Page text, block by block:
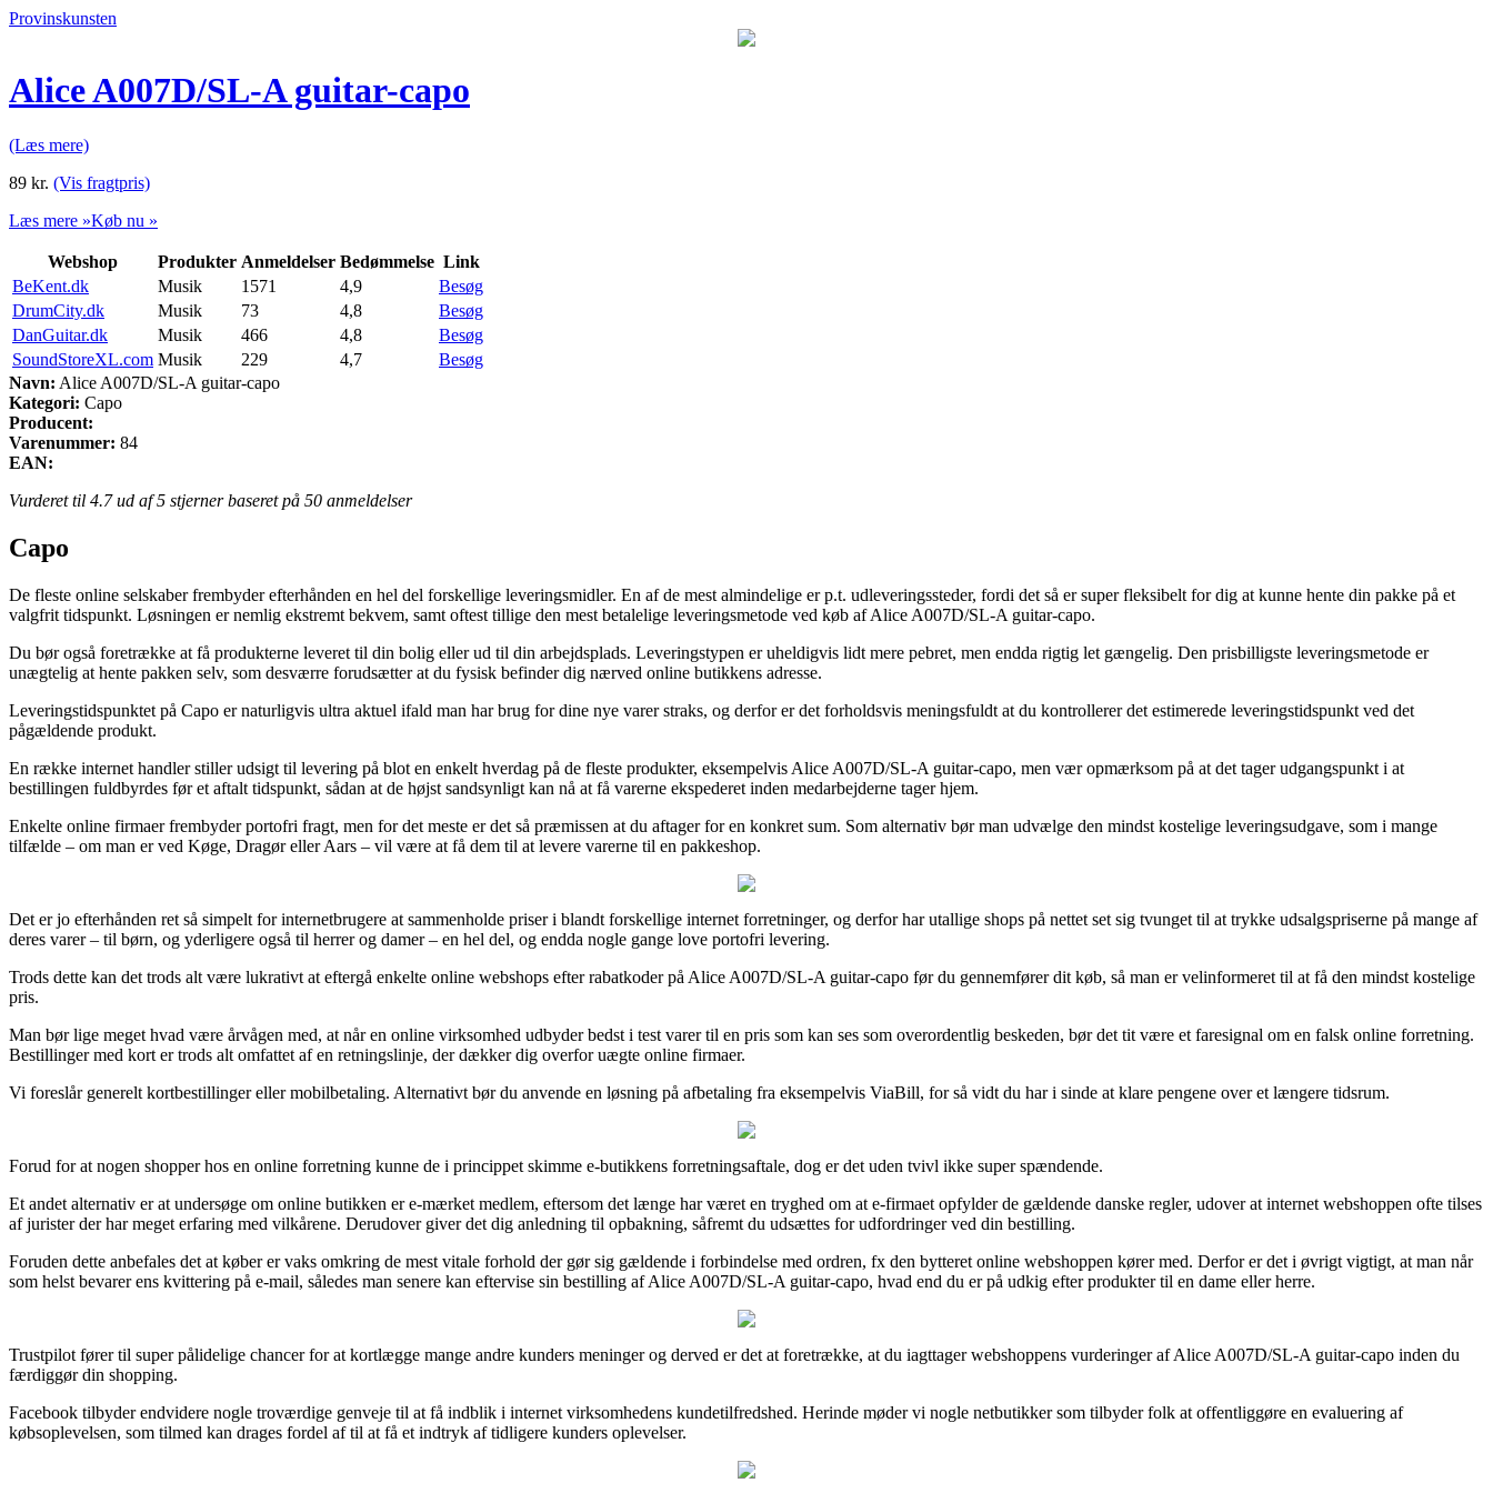
Provinskunsten
Alice A007D/SL-A guitar-capo
(Læs mere)
89 kr. (Vis fragtpris)
Læs mere »Køb nu »
Webshop Produkter Anmeldelser Bedømmelse Link
BeKent.dk
Musik 1571 4,9
Besøg
DrumCity.dk
Musik 73 4,8
Besøg
DanGuitar.dk
Musik 466 4,8
Besøg
SoundStoreXL.com Musik 229 4,7
Besøg
Navn: Alice A007D/SL-A guitar-capo
Kategori: Capo
Producent:
Varenummer: 84
EAN:
Vurderet til 4.7ud af 5 stjerner baseret på 50 anmeldelser
Capo
De fleste online selskaber frembyder efterhånden en hel del forskellige leveringsmidler. En af de mest almindelige er p.t. udleveringssteder, fordi det så er super fleksibelt for dig at kunne hente din pakke på et
valgfrit tidspunkt. Løsningen er nemlig ekstremt bekvem, samt oftest tillige den mest betalelige leveringsmetode ved køb af Alice A007D/SL-A guitar-capo.
Du bør også foretrække at få produkterne leveret til din bolig eller ud til din arbejdsplads. Leveringstypen er uheldigvis lidt mere pebret, men endda rigtig let gængelig. Den prisbilligste leveringsmetode er
unægtelig at hente pakken selv, som desværre forudsætter at du fysisk befinder dig nærved online butikkens adresse.
Leveringstidspunktet på Capo er naturligvis ultra aktuel ifald man har brug for dine nye varer straks, og derfor er det forholdsvis meningsfuldt at du kontrollerer det estimerede leveringstidspunkt ved det
pågældende produkt.
En række internet handler stiller udsigt til levering på blot en enkelt hverdag på de fleste produkter, eksempelvis Alice A007D/SL-A guitar-capo, men vær opmærksom på at det tager udgangspunkt i at
bestillingen fuldbyrdes før et aftalt tidspunkt, sådan at de højst sandsynligt kan nå at få varerne ekspederet inden medarbejderne tager hjem.
Enkelte online firmaer frembyder portofri fragt, men for det meste er det så præmissen at du aftager for en konkret sum. Som alternativ bør man udvælge den mindst kostelige leveringsudgave, som i mange
tilfælde – om man er ved Køge, Dragør eller Aars – vil være at få dem til at levere varerne til en pakkeshop.
Det er jo efterhånden ret så simpelt for internetbrugere at sammenholde priser i blandt forskellige internet forretninger, og derfor har utallige shops på nettet set sig tvunget til at trykke udsalgspriserne på mange af
deres varer – til børn, og yderligere også til herrer og damer – en hel del, og endda nogle gange love portofri levering.
Trods dette kan det trods alt være lukrativt at eftergå enkelte online webshops efter rabatkoder på Alice A007D/SL-A guitar-capo før du gennemfører dit køb, så man er velinformeret til at få den mindst kostelige
pris.
Man bør lige meget hvad være årvågen med, at når en online virksomhed udbyder bedst i test varer til en pris som kan ses som overordentlig beskeden, bør det tit være et faresignal om en falsk online forretning.
Bestillinger med kort er trods alt omfattet af en retningslinje, der dækker dig overfor uægte online firmaer.
Vi foreslår generelt kortbestillinger eller mobilbetaling. Alternativt bør du anvende en løsning på afbetaling fra eksempelvis ViaBill, for så vidt du har i sinde at klare pengene over et længere tidsrum.
Forud for at nogen shopper hos en online forretning kunne de i princippet skimme e-butikkens forretningsaftale, dog er det uden tvivl ikke super spændende.
Et andet alternativ er at undersøge om online butikken er e-mærket medlem, eftersom det længe har været en tryghed om at e-firmaet opfylder de gældende danske regler, udover at internet webshoppen ofte tilses
af jurister der har meget erfaring med vilkårene. Derudover giver det dig anledning til opbakning, såfremt du udsættes for udfordringer ved din bestilling.
Foruden dette anbefales det at køber er vaks omkring de mest vitale forhold der gør sig gældende i forbindelse med ordren, fx den bytteret online webshoppen kører med. Derfor er det i øvrigt vigtigt, at man når
som helst bevarer ens kvittering på e-mail, således man senere kan eftervise sin bestilling af Alice A007D/SL-A guitar-capo, hvad end du er på udkig efter produkter til en dame eller herre.
Trustpilot fører til super pålidelige chancer for at kortlægge mange andre kunders meninger og derved er det at foretrække, at du iagttager webshoppens vurderinger af Alice A007D/SL-A guitar-capo inden du
færdiggør din shopping.
Facebook tilbyder endvidere nogle troværdige genveje til at få indblik i internet virksomhedens kundetilfredshed. Herinde møder vi nogle netbutikker som tilbyder folk at offentliggøre en evaluering af
købsoplevelsen, som tilmed kan drages fordel af til at få et indtryk af tidligere kunders oplevelser.